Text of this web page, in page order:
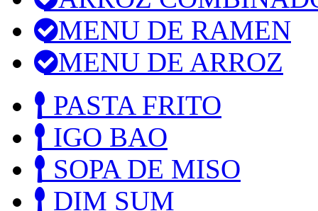
MENU DE RAMEN
MENU DE ARROZ
PASTA FRITO
IGO BAO
SOPA DE MISO
DIM SUM